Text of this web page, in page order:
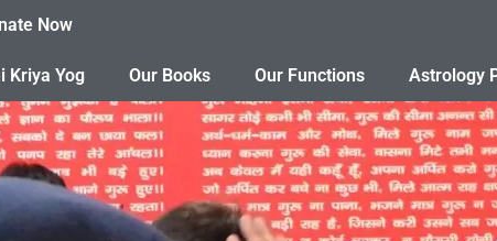
Now
Kriya Yog Our Books Our Functions Astrology